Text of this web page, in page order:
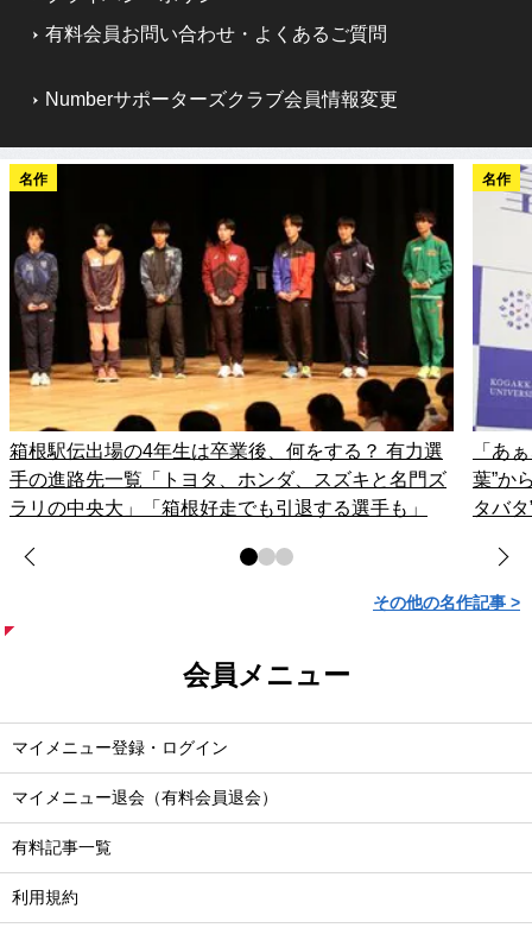
有料会員お問い合わせ・よくあるご質問
Numberサポーターズクラブ会員情報変更
名作
箱根駅伝出場の4年生は卒業後、何をする？ 有力選
手の進路先一覧「トヨタ、ホンダ、スズキと名門ズ
ラリの中央大」「箱根好走でも引退する選手も」
名作
「あ
葉”か
タバ
その他の名作記事 >
会員メニュー
マイメニュー登録・ログイン
マイメニュー退会（有料会員退会）
有料記事一覧
利用規約